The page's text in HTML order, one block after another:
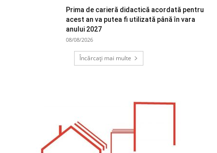
Prima de carieră didactică acordată pentru
acest an va putea fi utilizată până în vara
anului 2027
08/08/2026
Încărcați mai multe